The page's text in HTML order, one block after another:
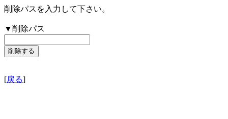
削除パスを入力して下さい。
▼削除パス
[戻る]